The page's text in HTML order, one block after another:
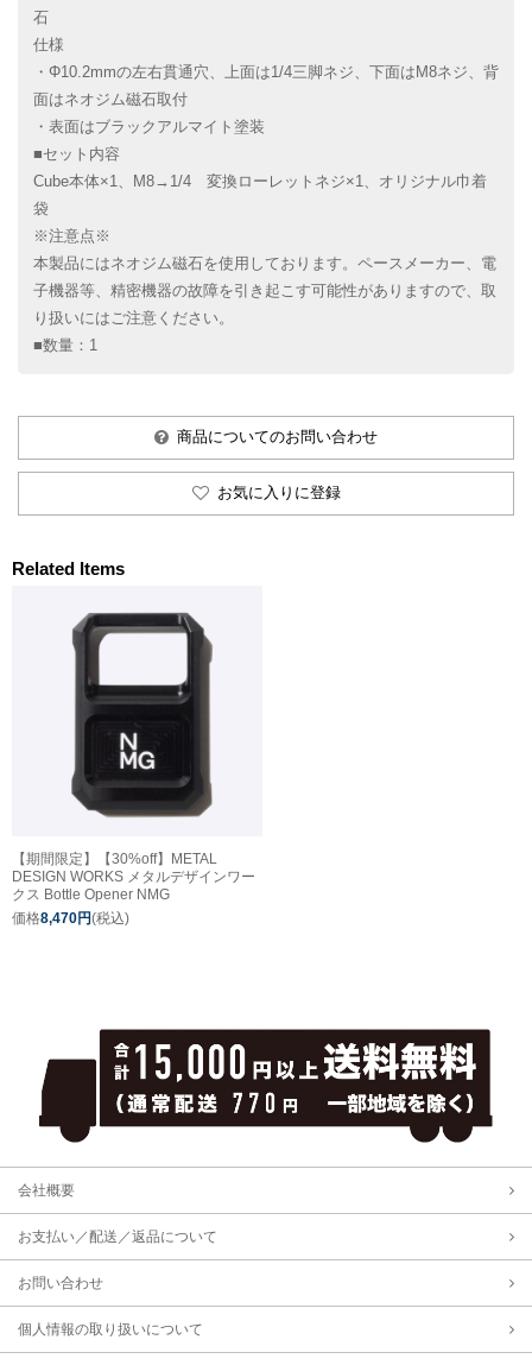
石
仕様
・Φ10.2mmの左右貫通穴、上面は1/4三脚ネジ、下面はM8ネジ、背
面はネオジム磁石取付
・表面はブラックアルマイト塗装
■セット内容
Cube本体×1、M8→1/4 変換ローレットネジ×1、オリジナル巾着
袋
※注意点※
本製品にはネオジム磁石を使用しております。ペースメーカー、電
子機器等、精密機器の故障を引き起こす可能性がありますので、取
り扱いにはご注意ください。
■数量：1
商品についてのお問い合わせ
お気に入りに登録
Related Items
【期間限定】【30%off】METAL
DESIGN WORKS メタルデザインワー
クス Bottle Opener NMG
価格8,470円(税込)
会社概要
お支払い／配送／返品について
お問い合わせ
個人情報の取り扱いについて